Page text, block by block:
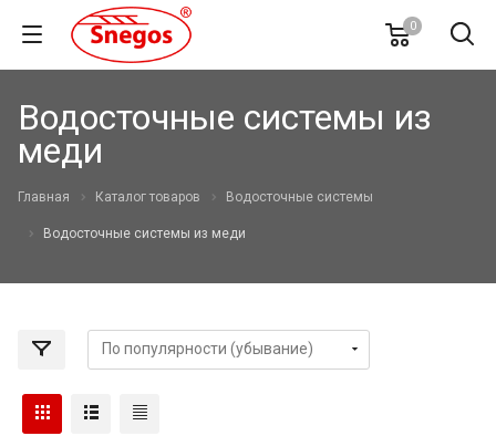
0
Водосточные системы из
меди
Главная Каталог товаров Водосточные системы
Водосточные системы из меди